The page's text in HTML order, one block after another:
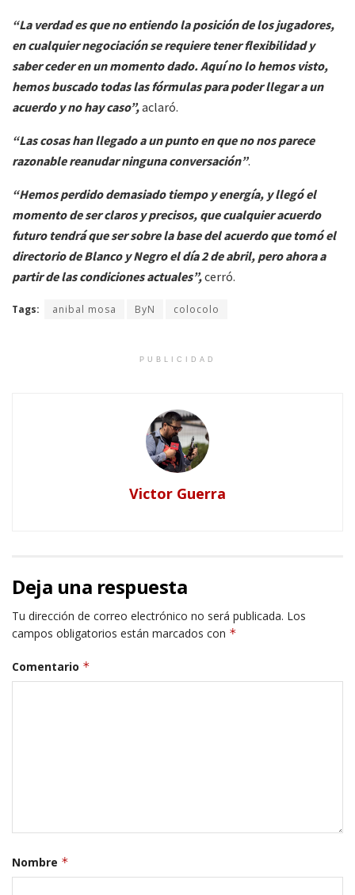
“La verdad es que no entiendo la posición de los jugadores,
en cualquier negociación se requiere tener flexibilidad y
saber ceder en un momento dado. Aquí no lo hemos visto,
hemos buscado todas las fórmulas para poder llegar a un
acuerdo y no hay caso”,aclaró.
“Las cosas han llegado a un punto en que no nos parece
razonable reanudar ninguna conversación”.
“Hemos perdido demasiado tiempo y energía, y llegó el
momento de ser claros y precisos, que cualquier acuerdo
futuro tendrá que ser sobre la base del acuerdo que tomó el
directorio de Blanco y Negro el día 2 de abril, pero ahora a
partir de las condiciones actuales”,cerró.
Tags: anibal mosa ByN colocolo
PUBLICIDAD
Victor Guerra
Deja una respuesta
Tu dirección de correo electrónico no será publicada. Los
campos obligatorios están marcados con *
Comentario *
Nombre *